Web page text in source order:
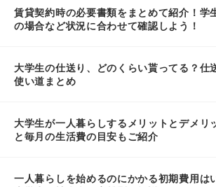
賃貸契約時の必要書類をまとめて紹介！学
の場合など状況に合わせて確認しよう！
大学生の仕送り、どのくらい貰ってる？仕
使い道まとめ
大学生が一人暮らしするメリットとデメリ
と毎月の生活費の目安もご紹介
一人暮らしを始めるのにかかる初期費用は